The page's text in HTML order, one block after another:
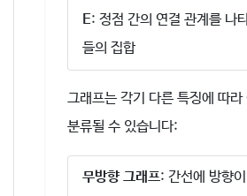
E: 정점 간의 연결 관계를 나
들의 집합
그래프는 각기 다른 특징에 따
분류될 수 있습니다:
무방향 그래프: 간선에 방향